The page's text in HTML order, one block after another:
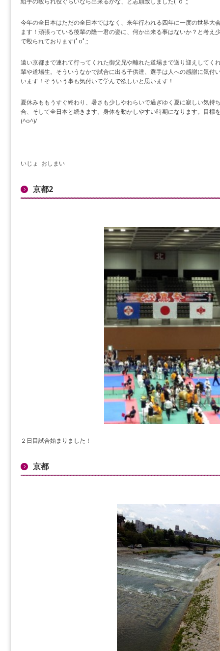
今年の全日本はただの全日本ではなく、来年行われる四年に一度の世界大
ます！頑張っている後輩の隆一君の姿に、何か出来る事はないか？と考え
で殴られております(ﾟoﾟ;;
遠い京都まで連れて行ってくれた御父兄や離れた道場まで送り迎えしてく
輩や道場生。そういうなかで試合に出る子供達、選手は人への感謝に気付
います！そういう事も気付いて学んで欲しいと思います！
夏休みももうすぐ終わり、暑さも少しやわらいで過ぎゆく夏に寂しい気
合、そして全日本と続きます。身体を動かしやすい時期になります。目標
(^o^)/
いじょ おしまい
京都2
２日目試合始まりました！
京都